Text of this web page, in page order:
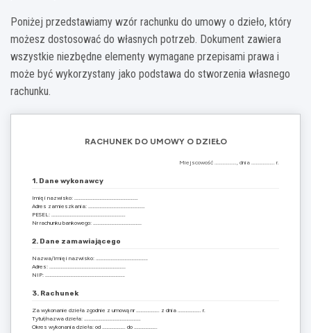
Poniżej przedstawiamy wzór rachunku do umowy o dzieło, który
możesz dostosować do własnych potrzeb. Dokument zawiera
wszystkie niezbędne elementy wymagane przepisami prawa i
może być wykorzystany jako podstawa do stworzenia własnego
rachunku.
RACHUNEK DO UMOWY O DZIEŁO
Miejscowość ………………., dnia ……………….. r.
1. Dane wykonawcy
Imię i nazwisko: ……………………………………………….
Adres zamieszkania: ………………………………………….
PESEL: ……………………………………………………….
Nr rachunku bankowego: ……………………………………
2. Dane zamawiającego
Nazwa/Imię i nazwisko: ………………………………………
Adres: …………………………………………………………
NIP: ……………………………………………………………
3. Rachunek
Za wykonanie dzieła zgodnie z umową nr ……………….. z dnia ……………….. r.
Tytuł/nazwa dzieła: ………………………………………….
Okres wykonania dzieła: od ……………….. do ………………..